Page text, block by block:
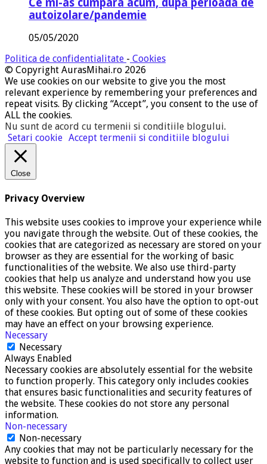
autoizolare/pandemie
05/05/2020
Politica de confidentialitate - Cookies
© Copyright AurasMihai.ro 2026
We use cookies on our website to give you the most
relevant experience by remembering your preferences and
repeat visits. By clicking “Accept”, you consent to the use of
ALL the cookies.
Nu sunt de acord cu termenii si conditiile blogului.
Setari cookie Accept termenii si conditiile blogului
Close
Privacy Overview
This website uses cookies to improve your experience while
you navigate through the website. Out of these cookies, the
cookies that are categorized as necessary are stored on your
browser as they are essential for the working of basic
functionalities of the website. We also use third-party
cookies that help us analyze and understand how you use
this website. These cookies will be stored in your browser
only with your consent. You also have the option to opt-out
of these cookies. But opting out of some of these cookies
may have an effect on your browsing experience.
Necessary
Necessary
Always Enabled
Necessary cookies are absolutely essential for the website
to function properly. This category only includes cookies
that ensures basic functionalities and security features of
the website. These cookies do not store any personal
information.
Non-necessary
Non-necessary
Any cookies that may not be particularly necessary for the
website to function and is used specifically to collect user